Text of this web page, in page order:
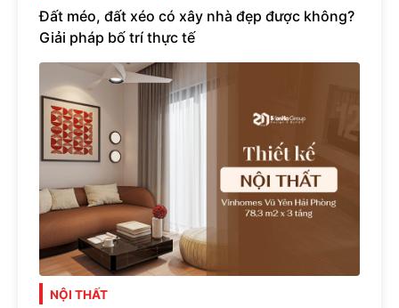
Đất méo, đất xéo có xây nhà đẹp được không?
Giải pháp bố trí thực tế
NỘI THẤT